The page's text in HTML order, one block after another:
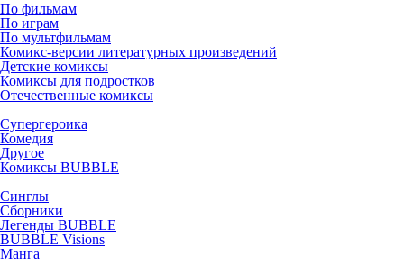
По фильмам
По играм
По мультфильмам
Комикс-версии литературных произведений
Детские комиксы
Комиксы для подростков
Отечественные комиксы
Супергероика
Комедия
Другое
Комиксы BUBBLE
Синглы
Сборники
Легенды BUBBLE
BUBBLE Visions
Манга